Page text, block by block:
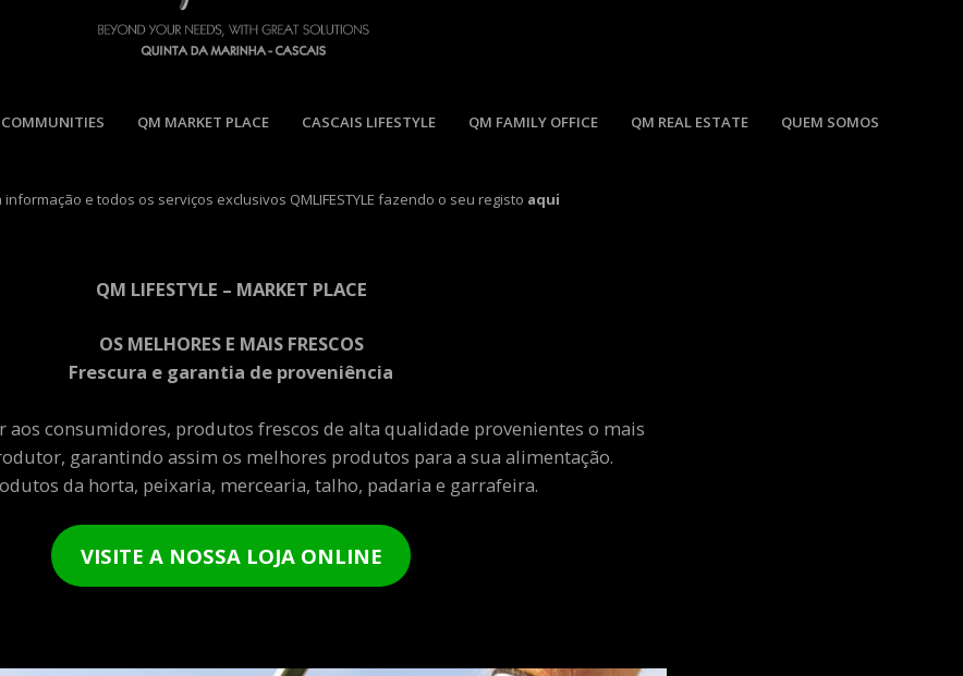
QM MARKET PLACE CASCAIS LIFESTYLE QM FAMILY OFFICE QM REAL ESTATE QUEM SOMOS
e todos os serviços exclusivos QMLIFESTYLE fazendo o seu registo aqui
QM LIFESTYLE – MARKET PLACE
OS MELHORES E MAIS FRESCOS
Frescura e garantia de proveniência
aos consumidores, produtos frescos de alta qualidade provenientes o mais
garantindo assim os melhores produtos para a sua alimentação.
da horta, peixaria, mercearia, talho, padaria e garrafeira.
VISITE A NOSSA LOJA ONLINE